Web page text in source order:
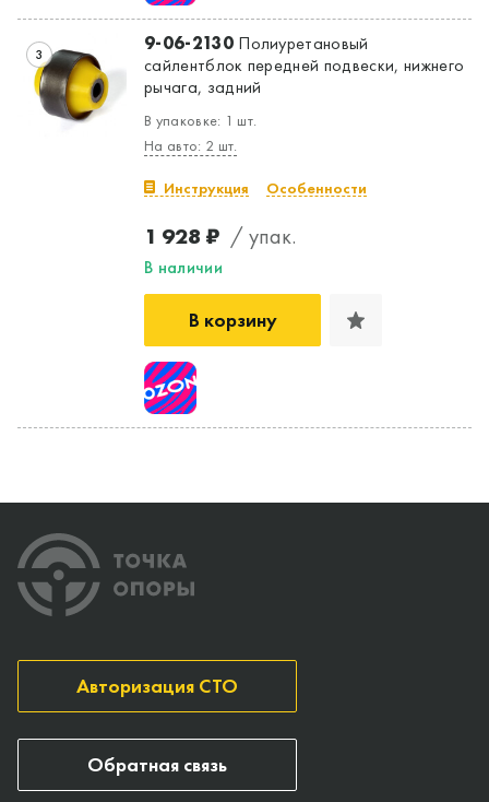
3 9-06-2130Полиуретановый
сайлентблок передней подвески, нижнего
рычага, задний
В упаковке: 1 шт.
На авто: 2 шт.
Инструкция Особенности
1 928 ₽ / упак.
В наличии
В корзину
Авторизация СТО
Обратная связь